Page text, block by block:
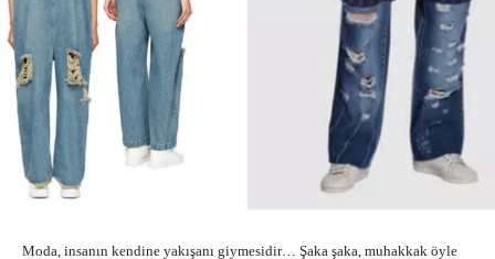
Moda, insanın kendine yakışanı giymesidir… Şaka şaka, muhakkak öyle